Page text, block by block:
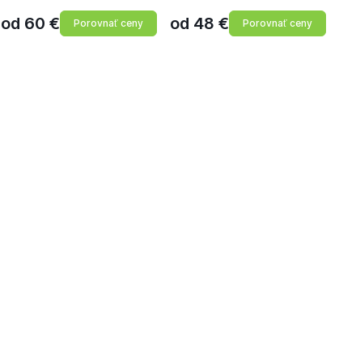
od 60 € Porovnať ceny od 48 € Porovnať ceny